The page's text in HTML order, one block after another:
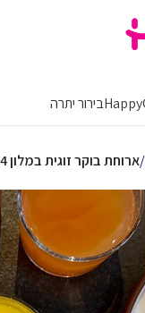
בירור יתרה
ארוחת בוקר זוגית במלון BY14